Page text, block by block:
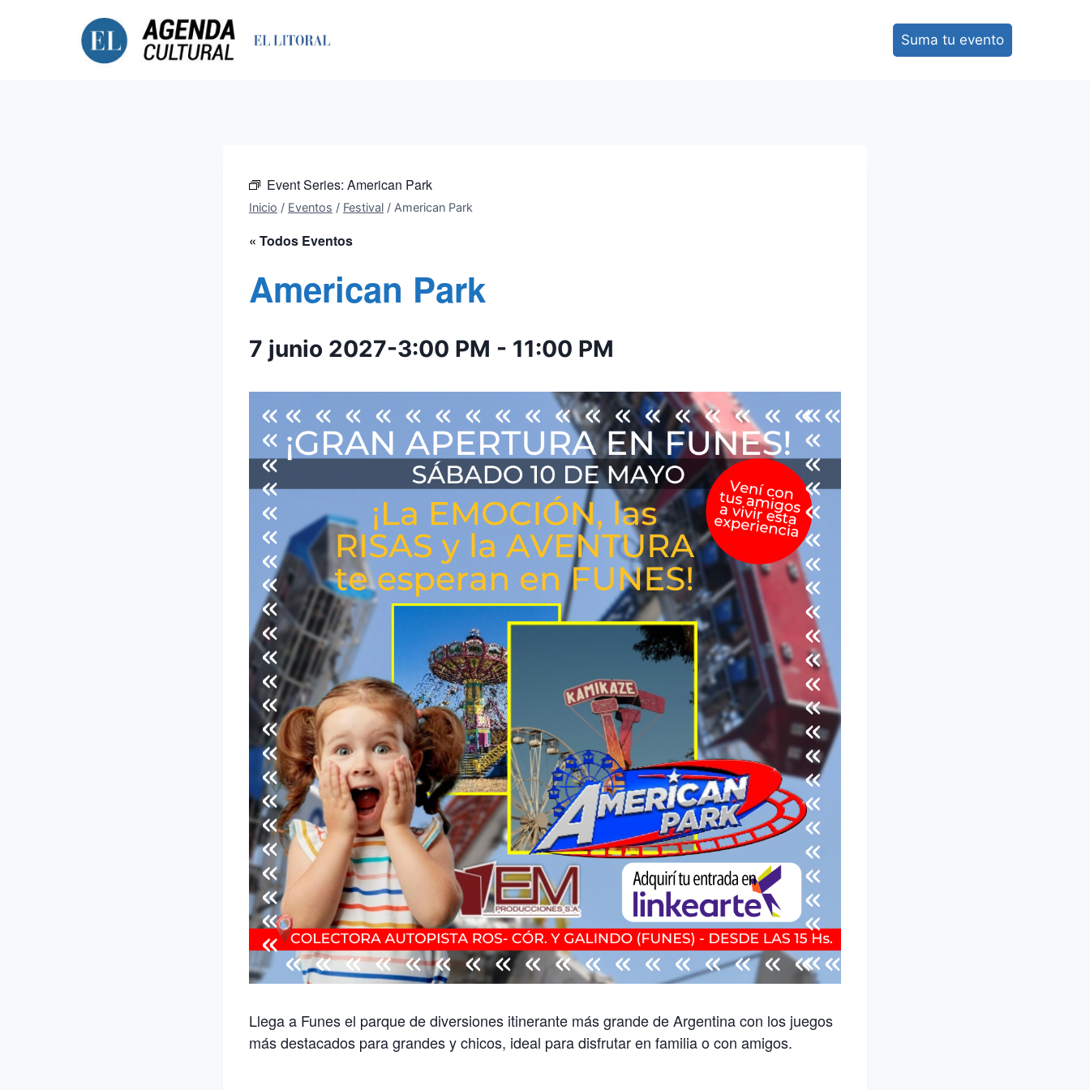
Suma tu evento
Event Series: American Park
Inicio / Eventos / Festival / American Park
« Todos Eventos
American Park
7 junio 2027-3:00 PM - 11:00 PM
Llega a Funes el parque de diversiones itinerante más grande de Argentina con los juegos
más destacados para grandes y chicos, ideal para disfrutar en familia o con amigos.